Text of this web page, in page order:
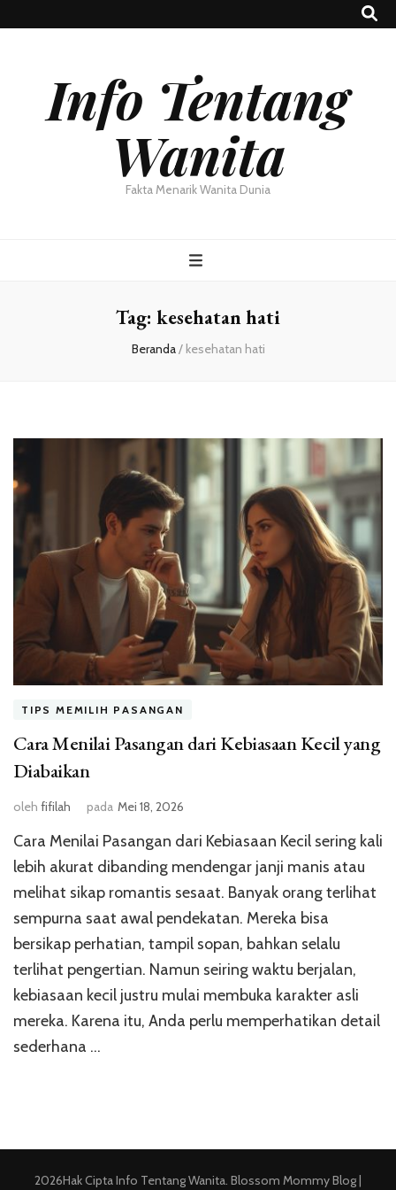
Info Tentang
Wanita
Fakta Menarik Wanita Dunia
Tag: kesehatan hati
Beranda/ kesehatan hati
TIPS MEMILIH PASANGAN
Cara Menilai Pasangan dari Kebiasaan Kecil yang
Diabaikan
oleh fifilah pada Mei 18, 2026
Cara Menilai Pasangan dari Kebiasaan Kecil sering kali
lebih akurat dibanding mendengar janji manis atau
melihat sikap romantis sesaat. Banyak orang terlihat
sempurna saat awal pendekatan. Mereka bisa
bersikap perhatian, tampil sopan, bahkan selalu
terlihat pengertian. Namun seiring waktu berjalan,
kebiasaan kecil justru mulai membuka karakter asli
mereka. Karena itu, Anda perlu memperhatikan detail
sederhana …
2026Hak CiptaInfo Tentang Wanita. Blossom Mommy Blog |